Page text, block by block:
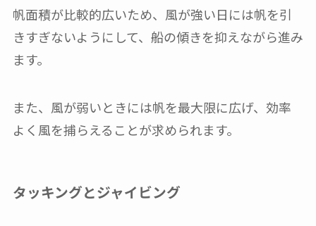
帆面積が比較的広いため、風が強い日には帆を引
きすぎないようにして、船の傾きを抑えながら進み
ます。
また、風が弱いときには帆を最大限に広げ、効率
よく風を捕らえることが求められます。
タッキングとジャイビング